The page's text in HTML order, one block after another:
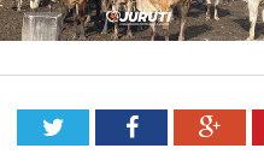
TwitterFacebook